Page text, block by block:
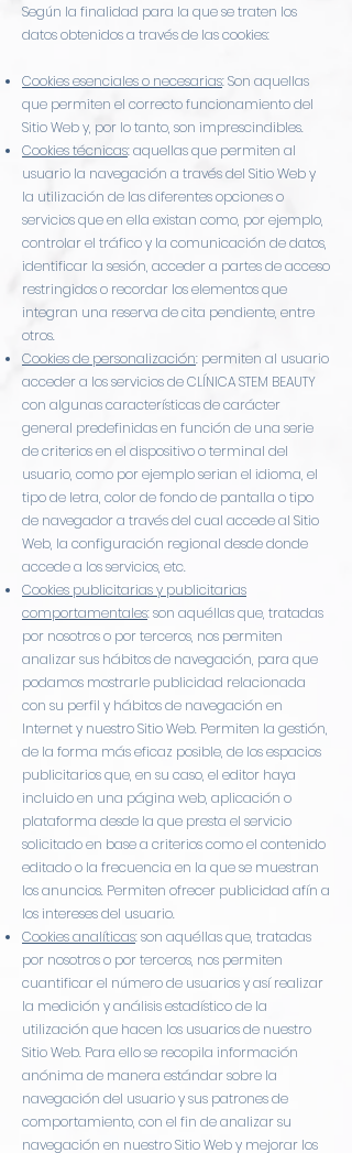
Según la finalidad para la que se traten los
datos obtenidos a través de las cookies:
Cookies esenciales o necesarias: Son aquellas
que permiten el correcto funcionamiento del
Sitio Web y, por lo tanto, son imprescindibles.
Cookies técnicas: aquellas que permiten al
usuario la navegación a través del Sitio Web y
la utilización de las diferentes opciones o
servicios que en ella existan como, por ejemplo,
controlar el tráfico y la comunicación de datos,
identificar la sesión, acceder a partes de acceso
restringidos o recordar los elementos que
integran una reserva de cita pendiente, entre
otros.
Cookies de personalización: permiten al usuario
acceder a los servicios de CLÍNICA STEM BEAUTY
con algunas características de carácter
general predefinidas en función de una serie
de criterios en el dispositivo o terminal del
usuario, como por ejemplo serian el idioma, el
tipo de letra, color de fondo de pantalla o tipo
de navegador a través del cual accede al Sitio
Web, la configuración regional desde donde
accede a los servicios, etc.
Cookies publicitarias y publicitarias
comportamentales: son aquéllas que, tratadas
por nosotros o por terceros, nos permiten
analizar sus hábitos de navegación, para que
podamos mostrarle publicidad relacionada
con su perfil y hábitos de navegación en
Internet y nuestro Sitio Web. Permiten la gestión,
de la forma más eficaz posible, de los espacios
publicitarios que, en su caso, el editor haya
incluido en una página web, aplicación o
plataforma desde la que presta el servicio
solicitado en base a criterios como el contenido
editado o la frecuencia en la que se muestran
los anuncios. Permiten ofrecer publicidad afín a
los intereses del usuario.
Cookies analíticas: son aquéllas que, tratadas
por nosotros o por terceros, nos permiten
cuantificar el número de usuarios y así realizar
la medición y análisis estadístico de la
utilización que hacen los usuarios de nuestro
Sitio Web. Para ello se recopila información
anónima de manera estándar sobre la
navegación del usuario y sus patrones de
comportamiento, con el fin de analizar su
navegación en nuestro Sitio Web y mejorar los